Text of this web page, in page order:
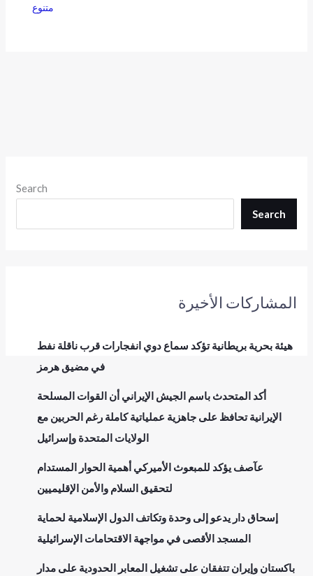
Search
Search
المشاركات الأخيرة
هيئة بحرية بريطانية تؤكد سماع دوي انفجارات قرب ناقلة نفط
في مضيق هرمز
أكد المتحدث باسم الجيش الإيراني أن القوات المسلحة
الإيرانية تحافظ على جاهزية عملياتية كاملة رغم الحربين مع
الولايات المتحدة وإسرائيل
عآصف يؤكد للمبعوث الأميركي أهمية الحوار المستدام
لتحقيق السلام والأمن الإقليميين
إسحاق دار يدعو إلى وحدة وتكاتف الدول الإسلامية لحماية
المسجد الأقصى في مواجهة الاقتحامات الإسرائيلية
باكستان وإيران تتفقان على تشغيل المعابر الحدودية على مدار
متنوع